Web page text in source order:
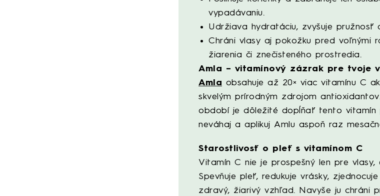
vypadávaniu.
Udržiava hydratáciu, zvyšuje pružnosť
Chráni vlasy aj pokožku pred voľnými
žiarenia či znečisteného prostredia.
Amla – vitamínový zázrak pre tvoje
Amla obsahuje až 20× viac vitamínu C
skvelým prírodným zdrojom
období je dôležité dopĺňať tento vitamín
neváhaj a aplikuj Amlu aspoň raz
Starostlivosť o pleť s vitamínom C
Vitamín C nie je prospešný len pre vlasy,
Spevňuje pleť, redukuje vrásky,
zdravý, žiarivý vzhľad. Navyše ju chráni